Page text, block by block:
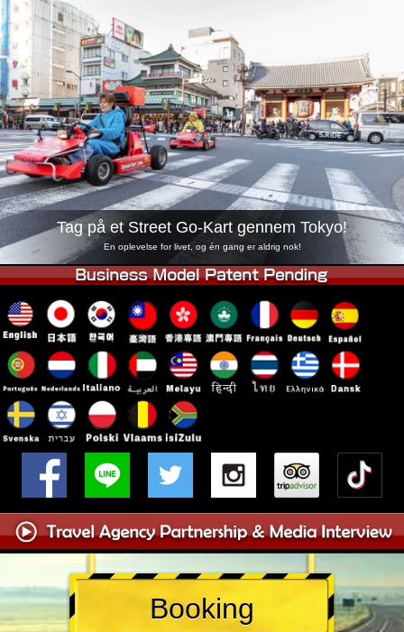
Om Specifikationer Pris
Adgang Stemme FAQ
Virksomhed Booking
Skift butik
Tokyo Shinagawa Tokyo Akihabara#1
Tokyo Akihabara#2 Tokyo Shibuya
Tokyo Shibuya Annex Tokyo Bay
Tokyo Asakusa Osaka
Tag på et Street Go-Kart gennem Tokyo!
En oplevelse for livet, og én gang er aldrig nok!
Booking